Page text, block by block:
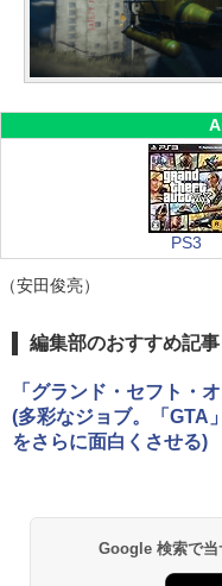
PS3
（安田俊亮）
編集部のおすすめ記事
「グランド・セフト・
(多彩なジョブ。「GTA
をさらに面白くさせる)
Google 検索で当